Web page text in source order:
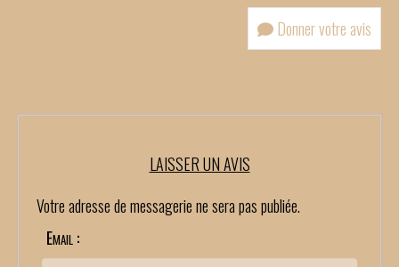
Donner votre avis
LAISSER UN AVIS
Votre adresse de messagerie ne sera pas publiée.
Email :